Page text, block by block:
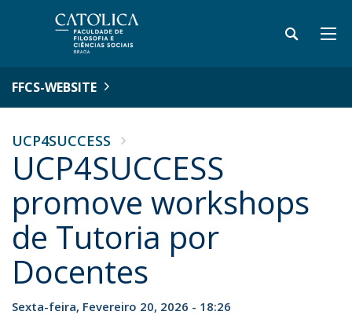
FFCS-WEBSITE
UCP4SUCCESS
UCP4SUCCESS
promove workshops
de Tutoria por
Docentes
Sexta-feira, Fevereiro 20, 2026 - 18:26